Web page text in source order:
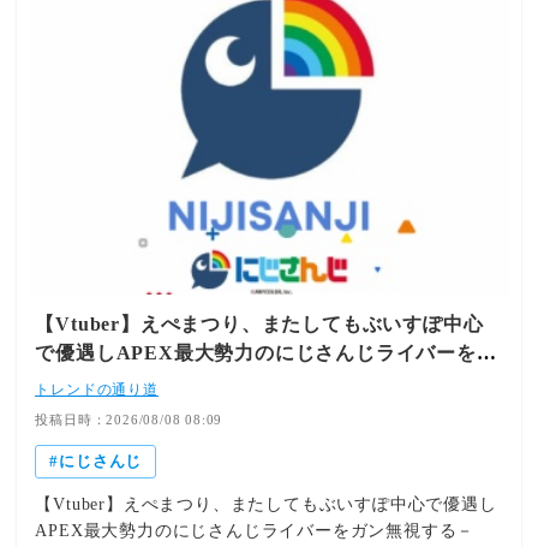
いあーる に出演させていただきます！是非聴いてくだ
さい‼ https://t.co/H8jrJIMB07— 市松寿ゞ謡＠市松人形
vtuber (@SZK_Vdoll) August 7, 2026 2026/08/07(金)
17:02:14.34 ID:v8PRQDQj
【Vtuber】えぺまつり、またしてもぶいすぽ中心
で優遇しAPEX最大勢力のにじさんじライバーをガ
ン無視する「にじにはそんな余裕はないよな」
トレンドの通り道
投稿日時：2026/08/08 08:09
にじさんじ
【Vtuber】えぺまつり、またしてもぶいすぽ中心で優遇し
APEX最大勢力のにじさんじライバーをガン無視する－